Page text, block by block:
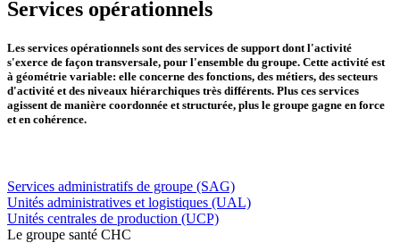
Services opérationnels
Les services opérationnels sont des services de support dont l'activité
s'exerce de façon transversale, pour l'ensemble du groupe. Cette activité est
à géométrie variable: elle concerne des fonctions, des métiers, des secteurs
d'activité et des niveaux hiérarchiques très différents. Plus ces services
agissent de manière coordonnée et structurée, plus le groupe gagne en force
et en cohérence.
Services administratifs de groupe (SAG)
Unités administratives et logistiques (UAL)
Unités centrales de production (UCP)
Le groupe santé CHC